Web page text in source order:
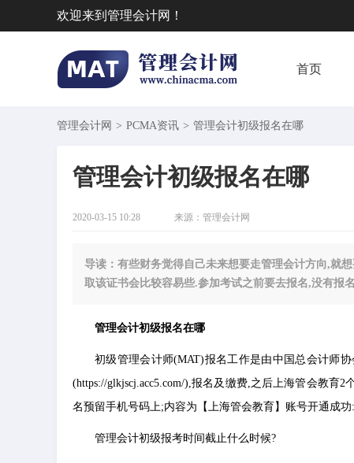
欢迎来到管理会计网！
首页
管理会计网 > PCMA资讯 > ​管理会计初级报名在哪
​管理会计初级报名在哪
2020-03-15 10:28 来源： 管理会计网
导读：有些财务觉得自己未来想要走管理会计方向,就
取该证书会比较容易些.参加考试之前要去报名,没有报
管理会计初级报名在哪
初级管理会计师(MAT)报名工作是由中国总会计师
(https://glkjscj.acc5.com/),报名及缴费,之后上海管会教育
名预留手机号码上;内容为【上海管会教育】账号开通成
管理会计初级报考时间截止什么时候?